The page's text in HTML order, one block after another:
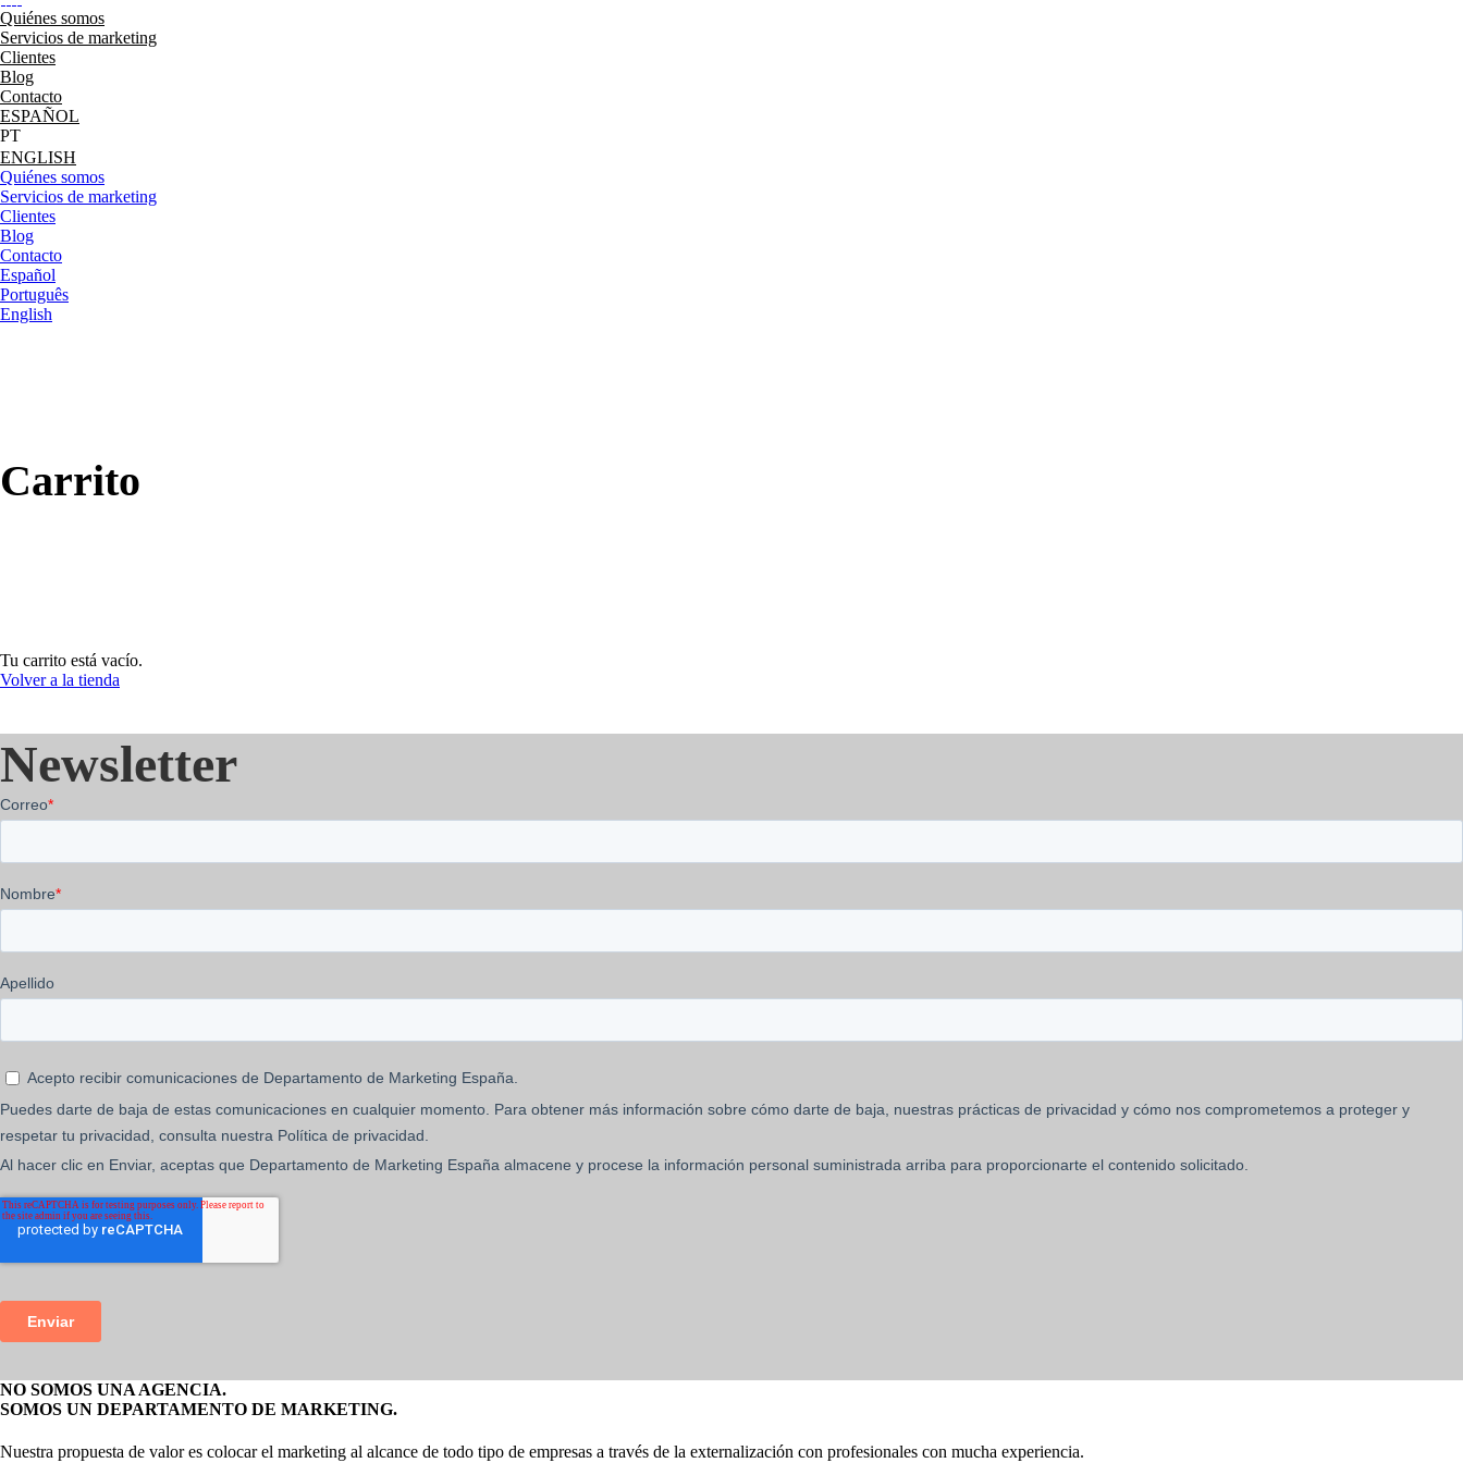
Quiénes somos
Servicios de marketing
Clientes
Blog
Contacto
ESPAÑOL
ENGLISH
Quiénes somos
Servicios de marketing
Clientes
Blog
Contacto
Español
Português
English
Carrito
Tu carrito está vacío.
Volver a la tienda
Newsletter
NO SOMOS UNA AGENCIA.
SOMOS UN DEPARTAMENTO DE MARKETING.
Nuestra propuesta de valor es colocar el marketing al alcance de todo tipo de empresas a través de la externalización con profesionales con mucha experiencia.